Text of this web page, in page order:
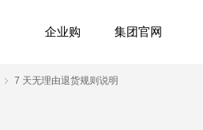
企业购 集团官网
7 天无理由退货规则说明